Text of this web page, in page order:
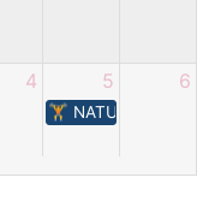
4 5
🏋️​ NATURA IN
6